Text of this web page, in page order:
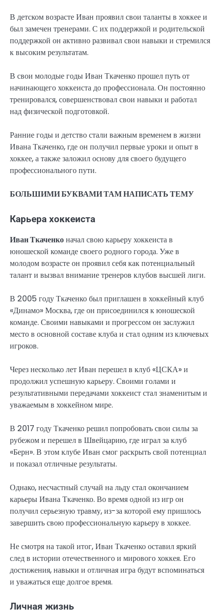
В детском возрасте Иван проявил свои таланты в хоккее и
был замечен тренерами. С их поддержкой и родительской
поддержкой он активно развивал свои навыки и стремился
к высоким результатам.
В свои молодые годы Иван Ткаченко прошел путь от
начинающего хоккеиста до профессионала. Он постоянно
тренировался, совершенствовал свои навыки и работал
над физической подготовкой.
Ранние годы и детство стали важным временем в жизни
Ивана Ткаченко, где он получил первые уроки и опыт в
хоккее, а также заложил основу для своего будущего
профессионального пути.
БОЛЬШИМИ БУКВАМИ ТАМ НАПИСАТЬ ТЕМУ
Карьера хоккеиста
Иван Ткаченконачал свою карьеру хоккеиста в
юношеской команде своего родного города. Уже в
молодом возрасте он проявил себя как потенциальный
талант и вызвал внимание тренеров клубов высшей лиги.
В 2005 году Ткаченко был приглашен в хоккейный клуб
«Динамо» Москва, где он присоединился к юношеской
команде. Своими навыками и прогрессом он заслужил
место в основной составе клуба и стал одним из ключевых
игроков.
Через несколько лет Иван перешел в клуб «ЦСКА» и
продолжил успешную карьеру. Своими голами и
результативными передачами хоккеист стал знаменитым и
уважаемым в хоккейном мире.
В 2017 году Ткаченко решил попробовать свои силы за
рубежом и перешел в Швейцарию, где играл за клуб
«Берн». В этом клубе Иван смог раскрыть свой потенциал
и показал отличные результаты.
Однако, несчастный случай на льду стал окончанием
карьеры Ивана Ткаченко. Во время одной из игр он
получил серьезную травму, из-за которой ему пришлось
завершить свою профессиональную карьеру в хоккее.
Не смотря на такой итог, Иван Ткаченко оставил яркий
след в истории отечественного и мирового хоккея. Его
достижения, навыки и отличная игра будут вспоминаться
и уважаться еще долгое время.
Личная жизнь